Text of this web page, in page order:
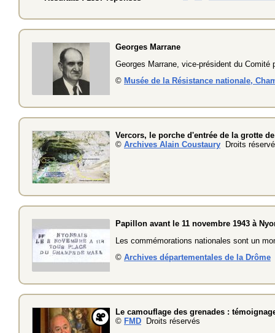
Georges Marrane
Georges Marrane, vice-président du Comité
© Musée de la Résistance nationale,
Vercors, le porche d'entrée de la grotte
© Archives Alain Coustaury Droits
Papillon avant le 11 novembre 1943 à
Les commémorations nationales sont un
© Archives départementales de la Drôme
Le camouflage des grenades :
© FMD Droits réservés